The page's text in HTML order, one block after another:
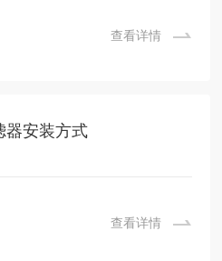
查看详情
器安装方式
查看详情